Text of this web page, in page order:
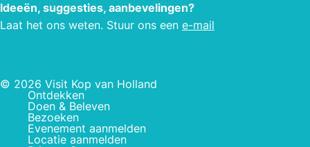
Ideeën, suggesties, aanbevelingen?
Laat het ons weten. Stuur ons een e-mail
© 2026 Visit Kop van Holland
Ontdekken
Doen & Beleven
Bezoeken
Evenement aanmelden
Locatie aanmelden